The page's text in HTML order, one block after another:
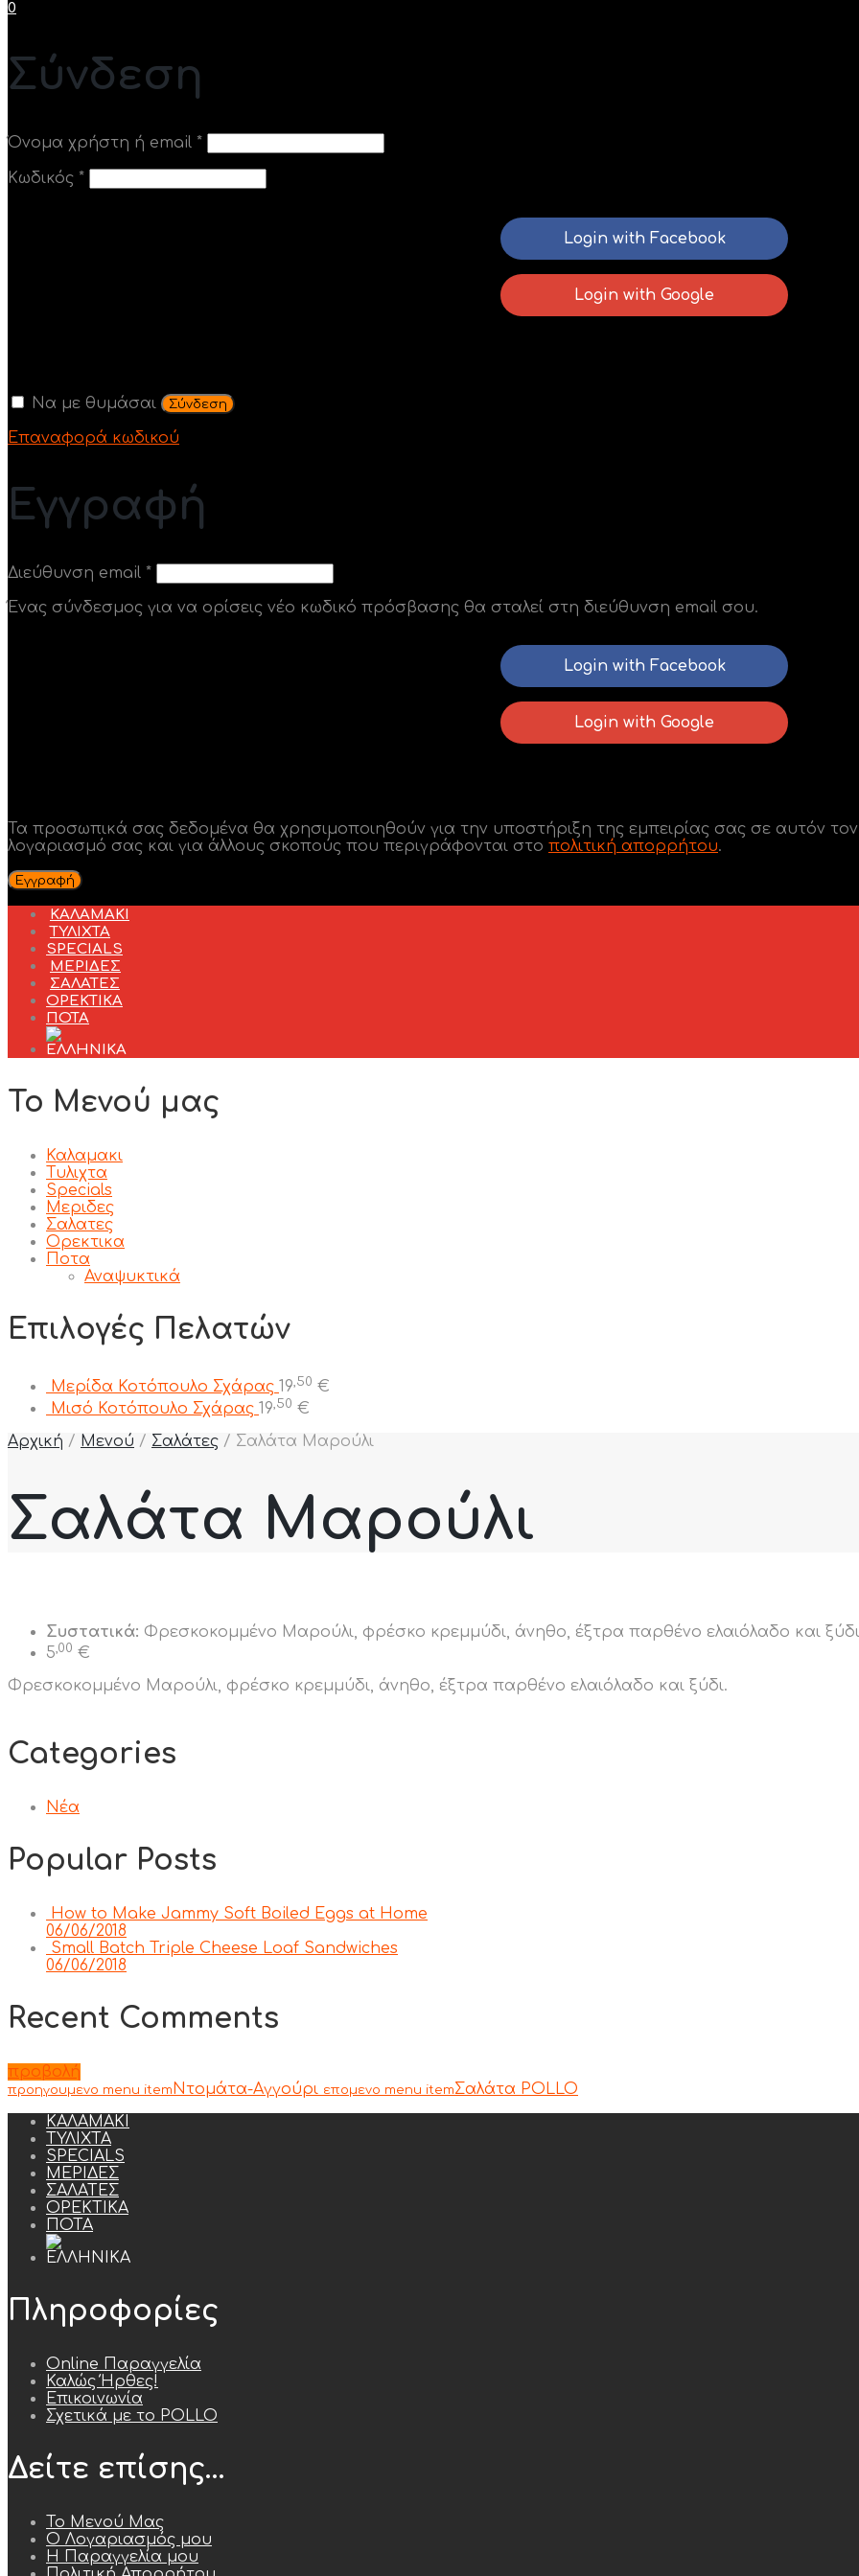
0
Σύνδεση
Όνομα χρήστη ή email *Απαιτείται
Κωδικός *Απαιτείται
Login with Facebook
Login with Google
Να με θυμάσαι Σύνδεση
Επαναφορά κωδικού
Εγγραφή
Διεύθυνση email *Απαιτείται
Ένας σύνδεσμος για να ορίσεις νέο κωδικό πρόσβασης θα σταλεί στη διεύθυνση email σου.
Login with Facebook
Login with Google
Τα προσωπικά σας δεδομένα θα χρησιμοποιηθούν για την υποστήριξη της εμπειρίας σας σε αυτόν
λογαριασμό σας και για άλλους σκοπούς που περιγράφονται στο πολιτική απορρήτου.
Εγγραφή
ΚΑΛΑΜΑΚΙ
ΤΥΛΙΧΤΑ
SPECIALS
ΜΕΡΙΔΕΣ
ΣΑΛΑΤΕΣ
ΟΡΕΚΤΙΚΑ
ΠΟΤΑ
Το Μενού μας
Καλαμακι
Τυλιχτα
Specials
Μεριδες
Σαλατες
Ορεκτικα
Ποτα
Αναψυκτικά
Επιλογές Πελατών
Μερίδα Κοτόπουλο Σχάρας 19,50 €
Μισό Κοτόπουλο Σχάρας 19 ,50 €
Αρχική / Μενού / Σαλάτες / Σαλάτα Μαρούλι
Σαλάτα Μαρούλι
Συστατικά: Φρεσκοκομμένο Μαρούλι, φρέσκο κρεμμύδι, άνηθο, έξτρα παρθένο ελαιόλαδο και
5,00 €
Φρεσκοκομμένο Μαρούλι, φρέσκο κρεμμύδι, άνηθο, έξτρα παρθένο ελαιόλαδο και ξύδι.
Categories
Νέα
Popular Posts
How to Make Jammy Soft Boiled Eggs at Home
06/06/2018
Small Batch Triple Cheese Loaf Sandwiches
06/06/2018
Recent Comments
προβολή
προηγουμενο menu item Ντομάτα-Αγγούρι επομενο menu itemΣαλάτα POLLO
ΚΑΛΑΜΑΚΙ
ΤΥΛΙΧΤΑ
SPECIALS
ΜΕΡΙΔΕΣ
ΣΑΛΑΤΕΣ
ΟΡΕΚΤΙΚΑ
ΠΟΤΑ
Πληροφορίες
Online Παραγγελία
Καλώς Ήρθες!
Επικοινωνία
Σχετικά με το POLLO
Δείτε επίσης…
Το Μενού Μας
Ο Λογαριασμός μου
Η Παραγγελία μου